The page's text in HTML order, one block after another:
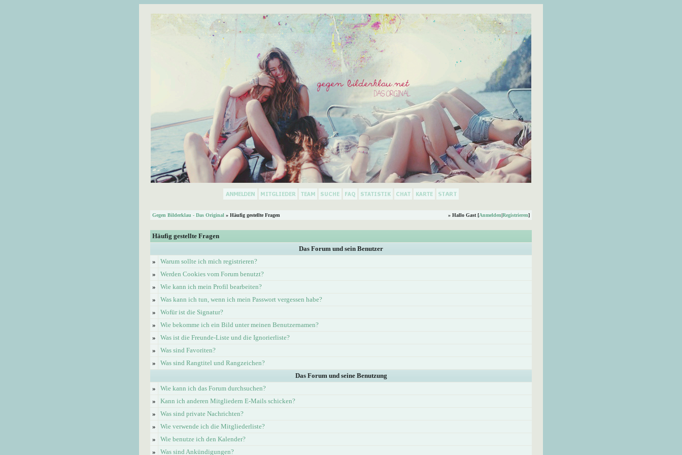
Gegen Bilderklau - Das Original » Häufig gestellte Fragen » Hallo Gast [Anmelden|Registrieren]
Häufig gestellte Fragen
Das Forum und sein Benutzer
»
Warum sollte ich mich registrieren?
»
Werden Cookies vom Forum benutzt?
»
Wie kann ich mein Profil bearbeiten?
»
Was kann ich tun, wenn ich mein Passwort vergessen habe?
»
Wofür ist die Signatur?
»
Wie bekomme ich ein Bild unter meinen Benutzernamen?
»
Was ist die Freunde-Liste und die Ignorierliste?
»
Was sind Favoriten?
»
Was sind Rangtitel und Rangzeichen?
Das Forum und seine Benutzung
»
Wie kann ich das Forum durchsuchen?
»
Kann ich anderen Mitgliedern E-Mails schicken?
»
Was sind private Nachrichten?
»
Wie verwende ich die Mitgliederliste?
»
Wie benutze ich den Kalender?
»
Was sind Ankündigungen?